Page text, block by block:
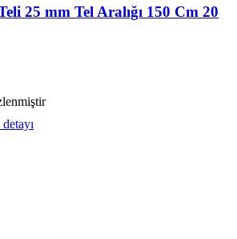
25 mm Tel Aralığı 150 Cm 20